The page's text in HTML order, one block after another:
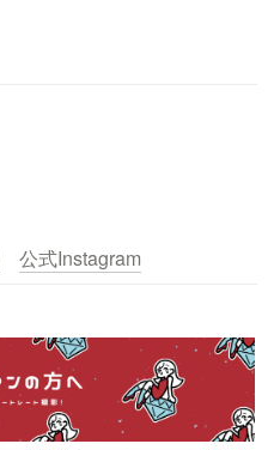
公式Instagram